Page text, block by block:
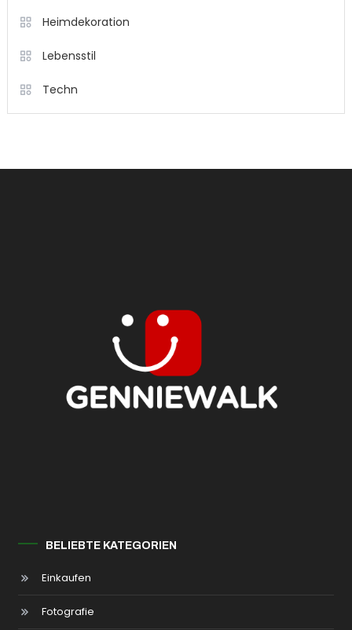
Heimdekoration
Lebensstil
Techn
BELIEBTE KATEGORIEN
Einkaufen
Fotografie